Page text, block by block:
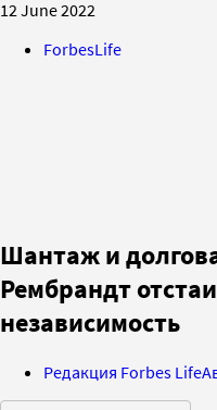
12 June 2022
ForbesLife
Шантаж и
Рембрандт
независимость
Редакция Forbes Life